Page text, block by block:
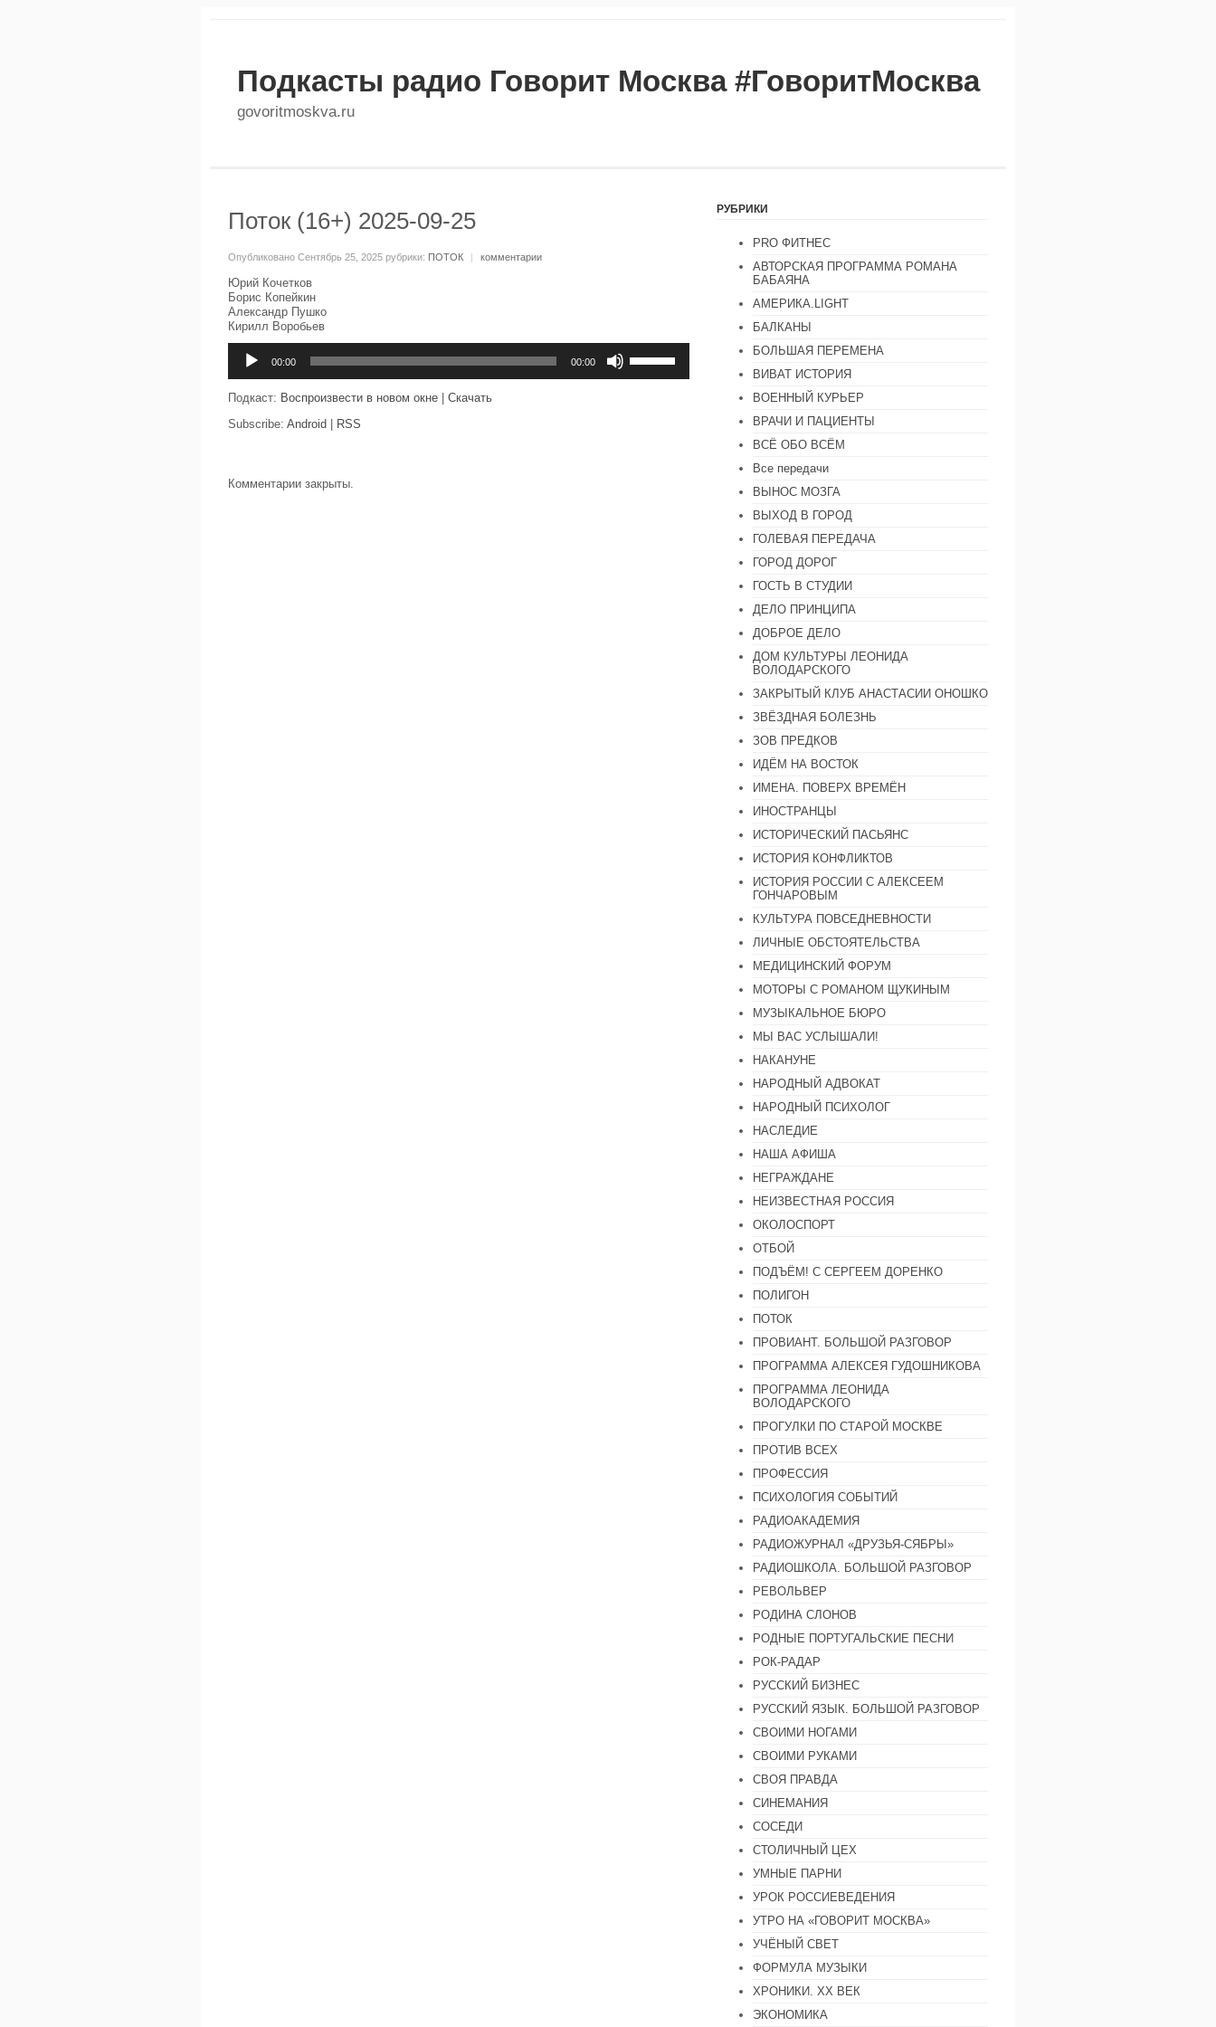
Подкасты радио Говорит Москва #ГоворитМосква
govoritmoskva.ru
Поток (16+) 2025-09-25
Опубликовано Сентябрь 25, 2025 рубрики: ПОТОК | комментарии
Юрий Кочетков
Борис Копейкин
Александр Пушко
Кирилл Воробьев
00:00 00:00
клавиши
Подкаст: Воспроизвести в новом окне
Скачать
Subscribe: Android RSS
Комментарии закрыты.
РУБРИКИ
PRO ФИТНЕС
АВТОРСКАЯ ПРОГРАММА РОМАНА
БАБАЯНА
АМЕРИКА.LIGHT
БАЛКАНЫ
БОЛЬШАЯ ПЕРЕМЕНА
ВИВАТ ИСТОРИЯ
ВОЕННЫЙ КУРЬЕР
ВРАЧИ И ПАЦИЕНТЫ
ВСЁ ОБО ВСЁМ
Все передачи
ВЫНОС МОЗГА
ВЫХОД В ГОРОД
ГОЛЕВАЯ ПЕРЕДАЧА
ГОРОД ДОРОГ
ГОСТЬ В СТУДИИ
ДЕЛО ПРИНЦИПА
ДОБРОЕ ДЕЛО
ДОМ КУЛЬТУРЫ ЛЕОНИДА
ВОЛОДАРСКОГО
ЗАКРЫТЫЙ КЛУБ АНАСТАСИИ ОНОШКО
ЗВЁЗДНАЯ БОЛЕЗНЬ
ЗОВ ПРЕДКОВ
ИДЁМ НА ВОСТОК
ИМЕНА. ПОВЕРХ ВРЕМЁН
ИНОСТРАНЦЫ
ИСТОРИЧЕСКИЙ ПАСЬЯНС
ИСТОРИЯ КОНФЛИКТОВ
ИСТОРИЯ РОССИИ С АЛЕКСЕЕМ
ГОНЧАРОВЫМ
КУЛЬТУРА ПОВСЕДНЕВНОСТИ
ЛИЧНЫЕ ОБСТОЯТЕЛЬСТВА
МЕДИЦИНСКИЙ ФОРУМ
МОТОРЫ С РОМАНОМ ЩУКИНЫМ
МУЗЫКАЛЬНОЕ БЮРО
МЫ ВАС УСЛЫШАЛИ!
НАКАНУНЕ
НАРОДНЫЙ АДВОКАТ
НАРОДНЫЙ ПСИХОЛОГ
НАСЛЕДИЕ
НАША АФИША
НЕГРАЖДАНЕ
НЕИЗВЕСТНАЯ РОССИЯ
ОКОЛОСПОРТ
ОТБОЙ
ПОДЪЁМ! С СЕРГЕЕМ ДОРЕНКО
ПОЛИГОН
ПОТОК
ПРОВИАНТ. БОЛЬШОЙ РАЗГОВОР
ПРОГРАММА АЛЕКСЕЯ ГУДОШНИКОВА
ПРОГРАММА ЛЕОНИДА
ВОЛОДАРСКОГО
ПРОГУЛКИ ПО СТАРОЙ МОСКВЕ
ПРОТИВ ВСЕХ
ПРОФЕССИЯ
ПСИХОЛОГИЯ СОБЫТИЙ
РАДИОАКАДЕМИЯ
РАДИОЖУРНАЛ «ДРУЗЬЯ-СЯБРЫ»
РАДИОШКОЛА. БОЛЬШОЙ РАЗГОВОР
РЕВОЛЬВЕР
РОДИНА СЛОНОВ
РОДНЫЕ ПОРТУГАЛЬСКИЕ ПЕСНИ
РОК-РАДАР
РУССКИЙ БИЗНЕС
РУССКИЙ ЯЗЫК. БОЛЬШОЙ РАЗГОВОР
СВОИМИ НОГАМИ
СВОИМИ РУКАМИ
СВОЯ ПРАВДА
СИНЕМАНИЯ
СОСЕДИ
СТОЛИЧНЫЙ ЦЕХ
УМНЫЕ ПАРНИ
УРОК РОССИЕВЕДЕНИЯ
УТРО НА «ГОВОРИТ МОСКВА»
УЧЁНЫЙ СВЕТ
ФОРМУЛА МУЗЫКИ
ХРОНИКИ. ХХ ВЕК
ЭКОНОМИКА